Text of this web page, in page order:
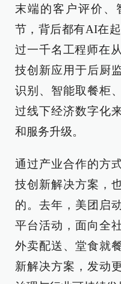
末端的客户评价、
节，背后都有AI在
过一千名工程师在
技创新应用于后厨
识别、智能取餐柜
过线下经济数字化
和服务升级。
通过产业合作的方
技创新解决方案，
的。去年，美团启
平台活动，面向全
外卖配送、堂食就
新解决方案，发动